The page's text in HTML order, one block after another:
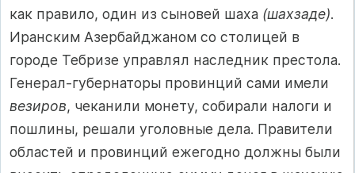
как правило, один из сыновей шаха (шахзаде).
Иранским Азербайджаном со столицей в
городе Тебризе управлял наследник престола.
Генерал-губернаторы провинций сами имели
везиров, чеканили монету, собирали налоги и
пошлины, решали уголовные дела. Правители
областей и провинций ежегодно должны были